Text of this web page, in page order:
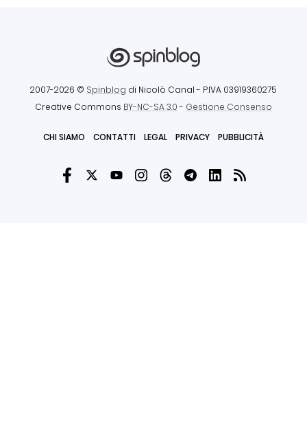
2007-2026 © Spinblog di Nicolò Canal - P.IVA 03919360275
Creative Commons BY-NC-SA 3.0- Gestione Consenso
CHI SIAMO CONTATTI LEGAL PRIVACY PUBBLICITÀ